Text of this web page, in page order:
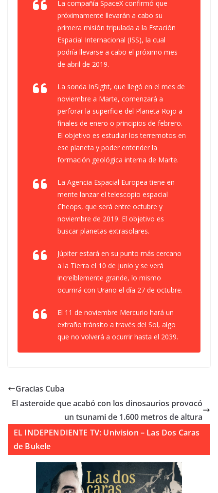
La compañía SpaceX confirmó que
próximamente llevarán a cabo su
primera misión tripulada a la Estación
Espacial Internacional (ISS), la cual
podría llevarse a cabo el próximo mes
de abril de 2019.
La sonda InSight, que llegó en el mes de
noviembre a Marte, comenzará a
perforar la superficie del Planeta Rojo a
finales de enero o principios de febrero.
El objetivo es estudiar los terremotos en
ese planeta y poder entender la
formación geológica interna de Marte.
La Agencia Espacial Europea tiene en
mente lanzar el telescopio espacial
Cheops, que será entre octubre y
noviembre de 2019. El objetivo es
buscar planetas extrasolares.
Júpiter estará en su punto más cercano
a la Tierra el 10 de junio y se verá
increíblemente grande, lo mismo
ocurrirá con Urano el día 27 de octubre.
El 11 de noviembre Mercurio hará un
extraño tránsito a través del Sol, algo
que no volverá a ocurrir hasta el 2039.
Gracias Cuba
El asteroide que acabó con los dinosaurios provocó
un tsunami de 1.600 metros de altura
EL INDEPENDIENTE TV: Univision – Las Dos Caras
de Bukele